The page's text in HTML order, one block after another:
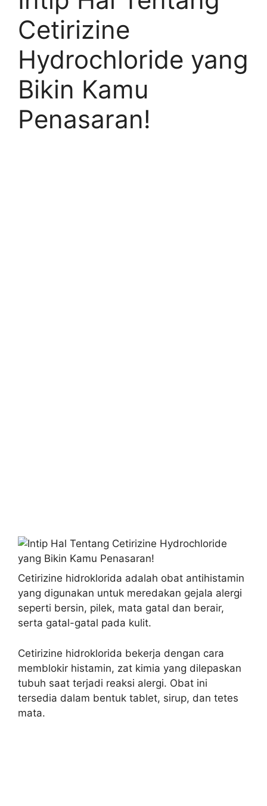
Cetirizine
Hydrochloride yang
Bikin Kamu
Penasaran!
Cetirizine hidroklorida adalah obat antihistamin
yang digunakan untuk meredakan gejala alergi
seperti bersin, pilek, mata gatal dan berair,
serta gatal-gatal pada kulit.
Cetirizine hidroklorida bekerja dengan cara
memblokir histamin, zat kimia yang dilepaskan
tubuh saat terjadi reaksi alergi. Obat ini
tersedia dalam bentuk tablet, sirup, dan tetes
mata.